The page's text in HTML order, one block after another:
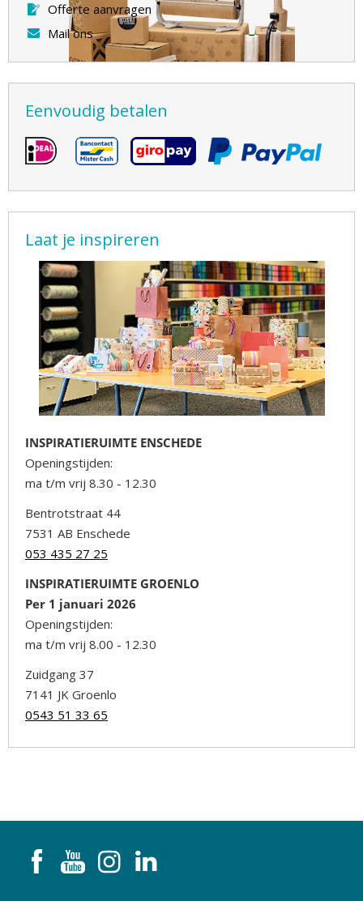
Offerte aanvragen
Mail ons
Eenvoudig betalen
Laat je inspireren
INSPIRATIERUIMTE ENSCHEDE
Openingstijden:
ma t/m vrij 8.30 - 12.30
Bentrotstraat 44
7531 AB Enschede
053 435 27 25
INSPIRATIERUIMTE GROENLO
Per 1 januari 2026
Openingstijden:
ma t/m vrij 8.00 - 12.30
Zuidgang 37
7141 JK Groenlo
0543 51 33 65